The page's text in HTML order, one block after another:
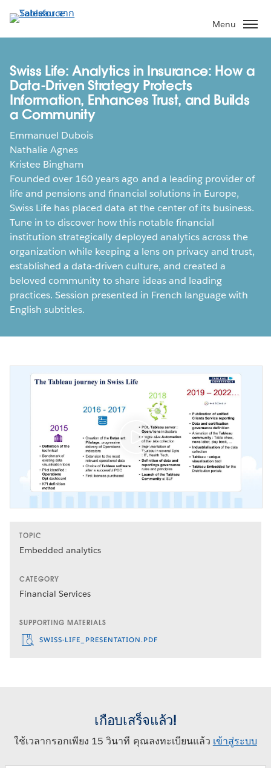
ไป
ที่
หลัก
Menu
Swiss Life: Analytics in Insurance: How a
Data-Driven Strategy Protects
Information, Enhances Trust, and Builds
a Community
Emmanuel Dubois
Nathalie Agnes
Kristee Bingham
Founded over 160 years ago and a leading provider of
life and pensions and financial solutions in Europe,
Swiss Life has placed data at the center of its business.
Tune in to discover how this notable financial
institution strategically deployed analytics across the
organization while keeping a lens on privacy and trust,
established a data-driven culture, and created a
beloved community to share ideas and leading
practices. Session presented in French language with
English subtitles.
TOPIC
Embedded analytics
CATEGORY
Financial Services
SUPPORTING MATERIALS
SWISS-LIFE_PRESENTATION.PDF
เกือบเสร็จแล้ว!
ใช้เวลากรอกเพียง 15 วินาที คุณลงทะเบียนแล้ว เข้าสู่ระบบ